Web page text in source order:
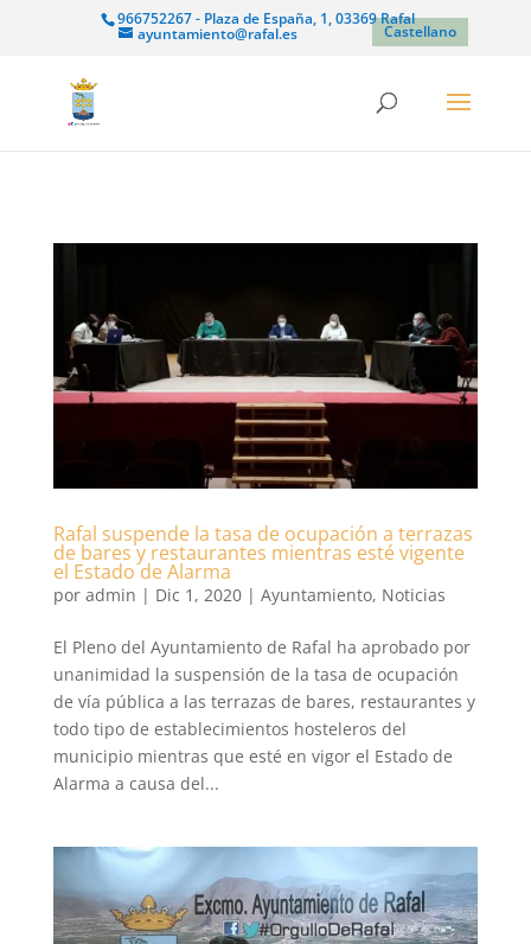
966752267 - Plaza de España, 1, 03369 Rafal
ayuntamiento@rafal.es Castellano
Rafal suspende la tasa de ocupación a terrazas
de bares y restaurantes mientras esté vigente
el Estado de Alarma
por admin | Dic 1, 2020| Ayuntamiento, Noticias
El Pleno del Ayuntamiento de Rafal ha aprobado por
unanimidad la suspensión de la tasa de ocupación
de vía pública a las terrazas de bares, restaurantes y
todo tipo de establecimientos hosteleros del
municipio mientras que esté en vigor el Estado de
Alarma a causa del...